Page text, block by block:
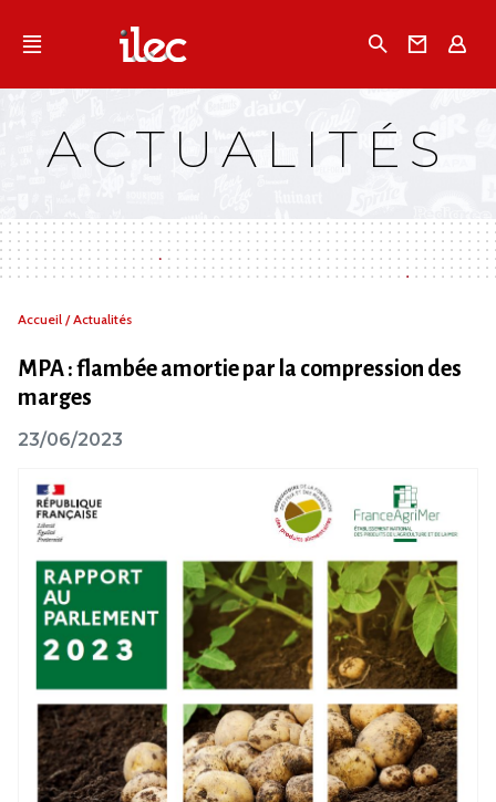
Qu'est-ce que l’Ilec
Campagnes multimarques
ACTUALITÉS
Vous
Accueil /Actualités
MPA : flambée amortie par la compression des
marges
23/06/2023